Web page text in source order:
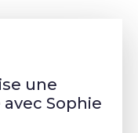
une
Sophie